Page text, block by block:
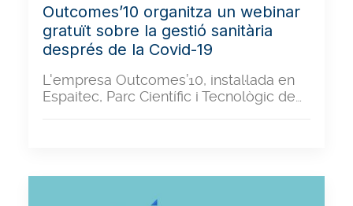
Outcomes’10 organitza un webinar
gratuït sobre la gestió sanitària
després de la Covid-19
L'empresa Outcomes’10, instal·lada en
Espaitec, Parc Científic i Tecnològic de…